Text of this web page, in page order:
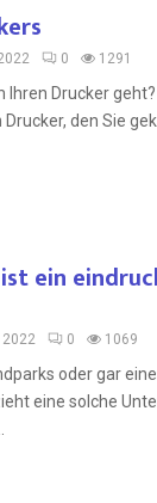
0 1291
Drucker geht?
den Sie
ein
2022 0 1069
oder gar
eine solche